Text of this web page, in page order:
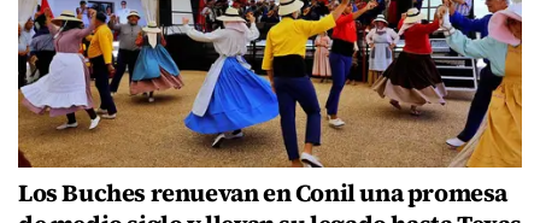
Los Buches renuevan en Conil una promesa